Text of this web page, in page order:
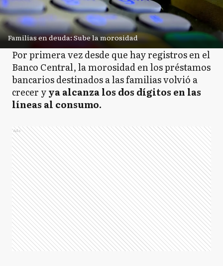
Familias en deuda: Sube la morosidad
Por primera vez desde que hay registros en el
Banco Central, la morosidad en los préstamos
bancarios destinados a las familias volvió a
crecer yya alcanza los dos dígitos en las
líneas al consumo.
Ads